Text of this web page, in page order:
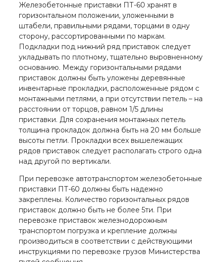
Железобетонные приставки ПТ-60 хранят в
горизонтальном положении, уложенными в
штабели, правильными рядами, торцами в одну
сторону, рассортированными по маркам.
Подкладки под нижний ряд приставок следует
укладывать по плотному, тщательно выровненному
основанию. Между горизонтальными рядами
приставок должны быть уложены деревянные
инвентарные прокладки, расположенные рядом с
монтажными петлями, а при отсутствии петель – на
расстоянии от торцов, равном 1/5 длины
приставки. Для сохранения монтажных петель
толщина прокладок должна быть на 20 мм больше
высоты петли. Прокладки всех вышележащих
рядов приставок следует располагать строго одна
над другой по вертикали.
При перевозке автотранспортом железобетонные
приставки ПТ-60 должны быть надежно
закреплены. Количество горизонтальных рядов
приставок должно быть не более 5ти. При
перевозке приставок железнодорожным
транспортом погрузка и крепление должны
производиться в соответствии с действующими
инструкциями по перевозке грузов Министерства